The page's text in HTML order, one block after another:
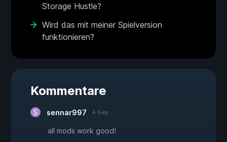
Storage Hustle?
Wird das mit meiner Spielversion
funktionieren?
Kommentare
sennar997 4 Sep
all mods work good!